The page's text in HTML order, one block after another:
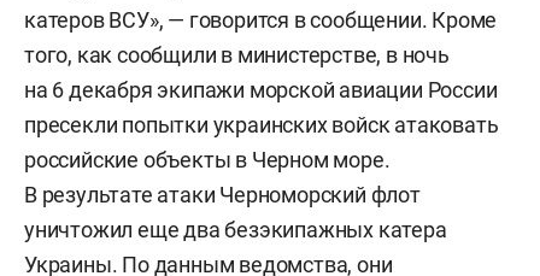
катеров ВСУ», — говорится в сообщении. Кроме
того, как сообщили в министерстве, в ночь
на 6 декабря экипажи морской авиации России
пресекли попытки украинских войск атаковать
российские объекты в Черном море.
В результате атаки Черноморский флот
уничтожил еще два безэкипажных катера
Украины. По данным ведомства, они